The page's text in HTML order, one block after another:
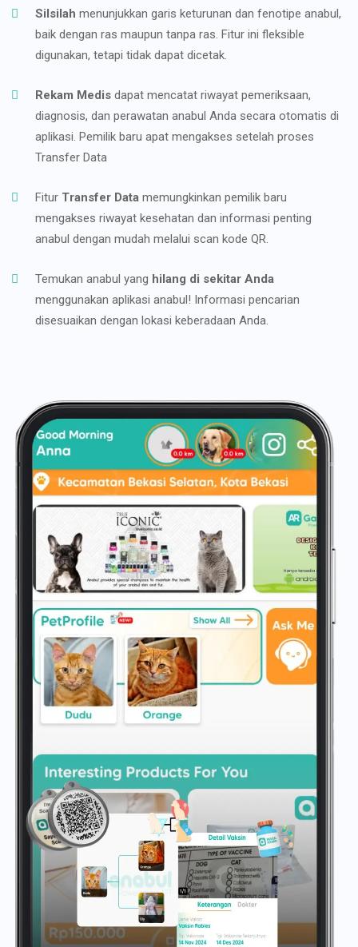
Silsilah menunjukkan garis keturunan dan fenotipe anabul,
baik dengan ras maupun tanpa ras. Fitur ini fleksible
digunakan, tetapi tidak dapat dicetak.
Rekam Medis dapat mencatat riwayat pemeriksaan,
diagnosis, dan perawatan anabul Anda secara otomatis di
aplikasi. Pemilik baru apat mengakses setelah proses
Transfer Data
Fitur Transfer Data memungkinkan pemilik baru
mengakses riwayat kesehatan dan informasi penting
anabul dengan mudah melalui scan kode QR.
Temukan anabul yang hilang di sekitar Anda
menggunakan aplikasi anabul! Informasi pencarian
disesuaikan dengan lokasi keberadaan Anda.